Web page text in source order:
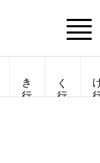
Menu
き行 く行